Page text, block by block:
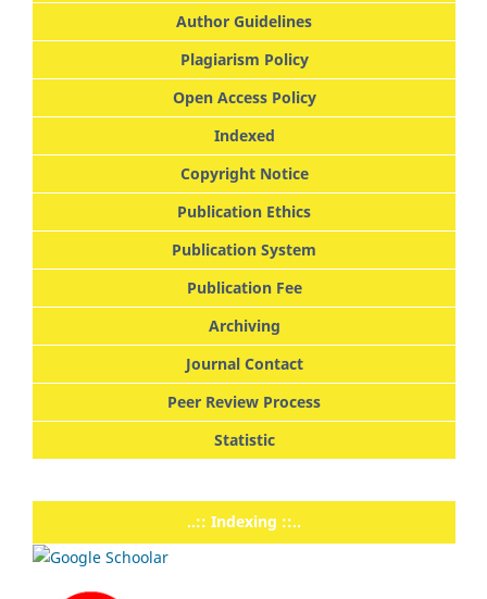
Author Guidelines
Plagiarism Policy
Open Access Policy
Indexed
Copyright Notice
Publication Ethics
Publication System
Publication Fee
Archiving
Journal Contact
Peer Review Process
Statistic
..:: Indexing ::..